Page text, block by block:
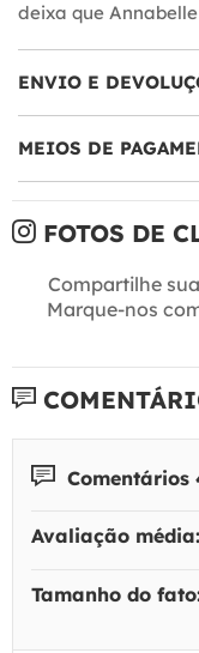
deixa que
ENVIO E
MEIOS DE
FOTOS DE
Compartilhe
Marque-nos
Comentários
Avaliação média:
Tamanho do